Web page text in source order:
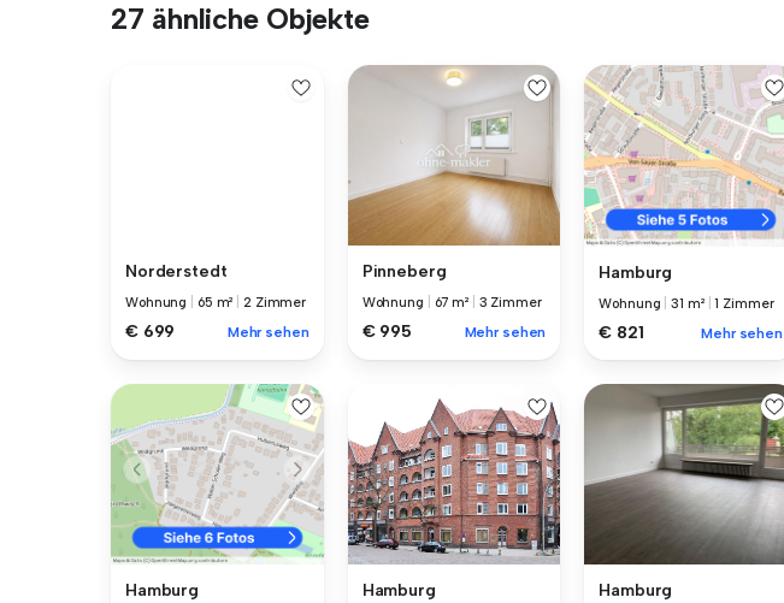
27 ähnliche Objekte
Norderstedt
Wohnung 65 m² |2 Zimmer
€ 699 Mehr sehen
Pinneberg
Wohnung 67 m² 3 Zimmer
€ 995 Mehr sehen
Hamburg
Wohnung |31 m² |1 Zimmer
€ 821 Mehr sehen
Hamburg Hamburg Hamburg